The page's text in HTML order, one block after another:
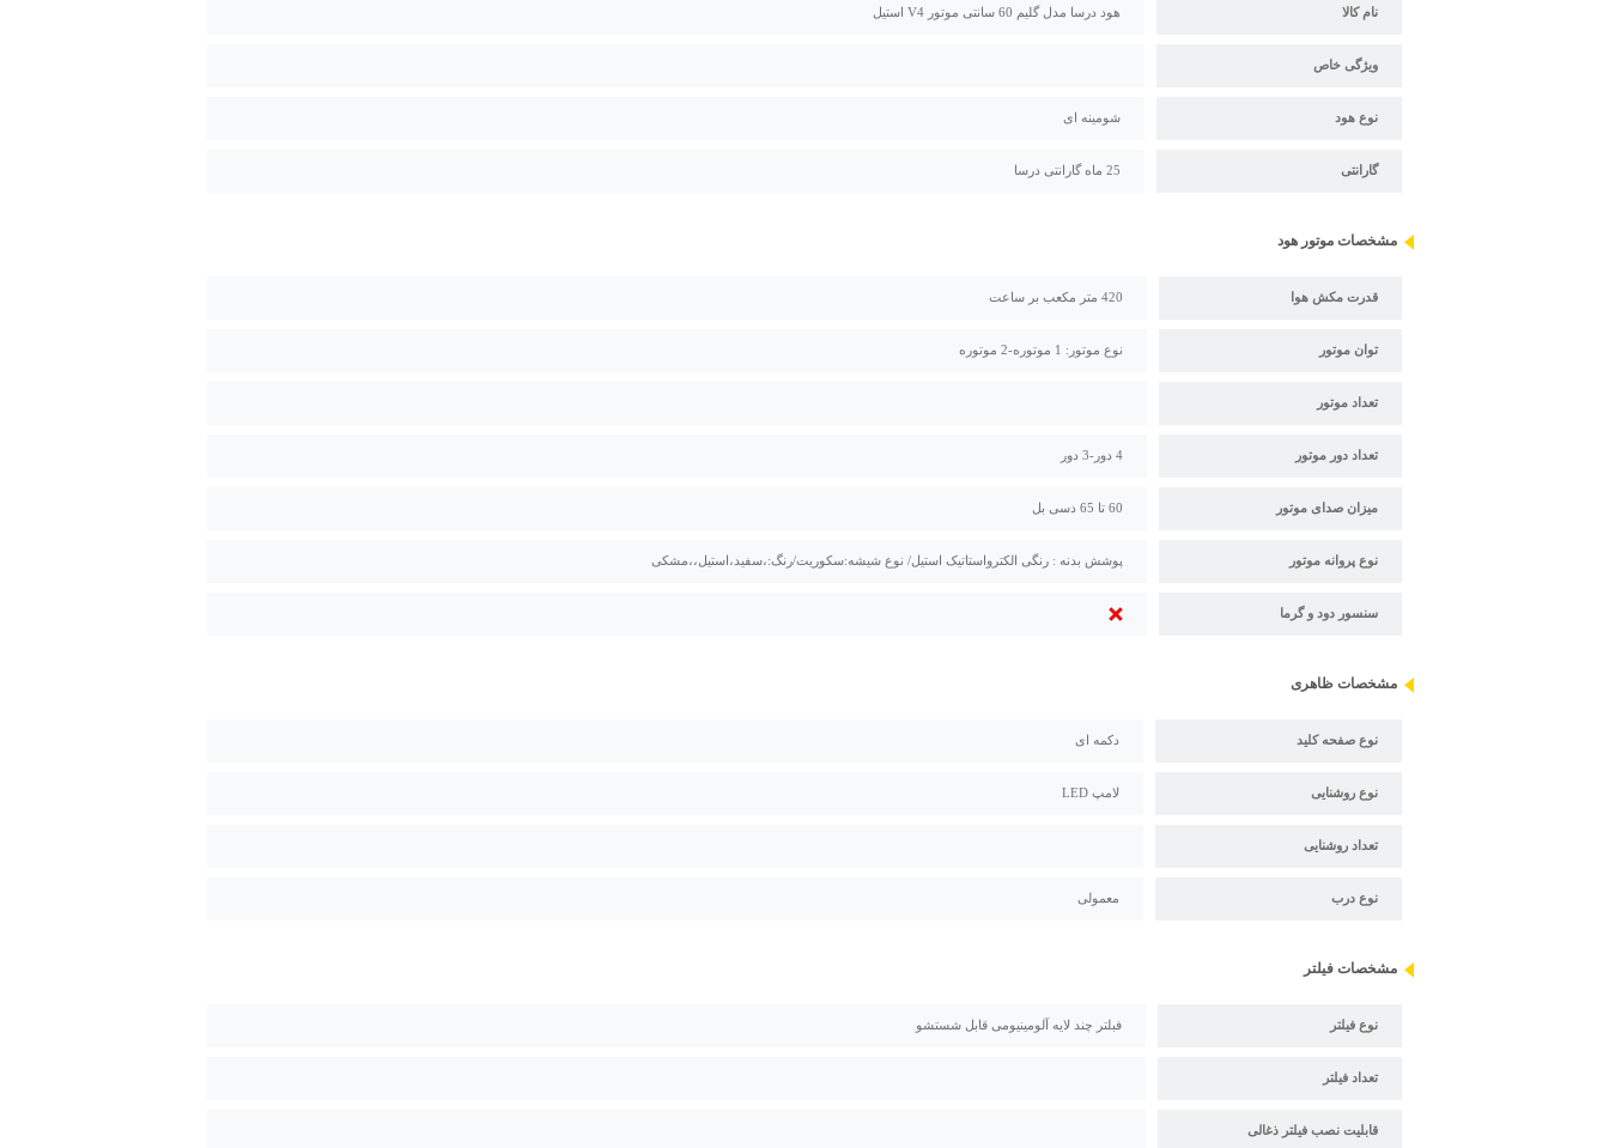
نام کالا هود درسا مدل گلیم 60 سانتی موتور V4 استیل
ویژگی خاص
نوع هود شومینه ای
گارانتی 25 ماه گارانتی درسا
مشخصات موتور هود
قدرت مکش هوا 420 متر مکعب بر ساعت
توان موتور نوع موتور: 1 موتوره-2 موتوره
تعداد موتور
تعداد دور موتور 4 دور-3 دور
میزان صدای موتور 60 تا 65 دسی بل
نوع پروانه موتور پوشش بدنه : رنگی الکترواستاتیک استیل/ نوع شیشه:سکوریت/رنگ:،سفید،استیل،،مشکی
سنسور دود و گرما
مشخصات ظاهری
نوع صفحه کلید دکمه ای
نوع روشنایی لامپ LED
تعداد روشنایی
نوع درب معمولی
مشخصات فیلتر
نوع فیلتر فبلتر چند لایه آلومینیومی قابل شستشو
تعداد فیلتر
قابلیت نصب فیلتر ذغالی